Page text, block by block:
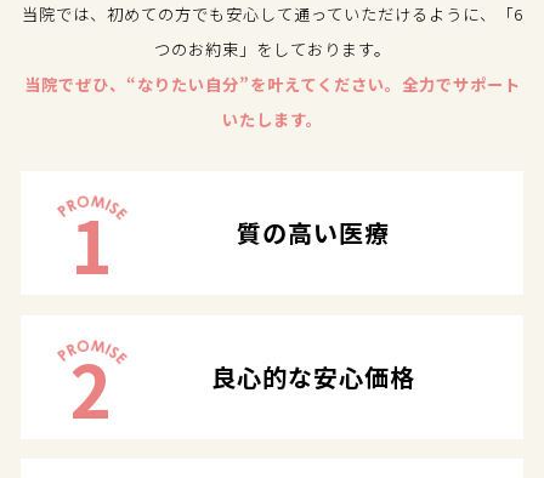
当院では、初めての方でも安心して通っていただけるように、「6
つのお約束」をしております。
当院でぜひ、“なりたい自分”を叶えてください。全力でサポート
いたします。
1 質の高い医療
2 良心的な安心価格